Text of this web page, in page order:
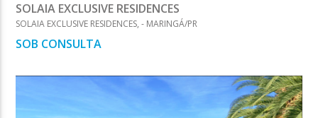
SOLAIA EXCLUSIVE RESIDENCES
SOLAIA EXCLUSIVE RESIDENCES, - MARINGÁ/PR
SOB CONSULTA